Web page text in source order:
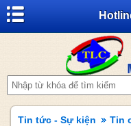
Tin tức - Sự kiện Tin